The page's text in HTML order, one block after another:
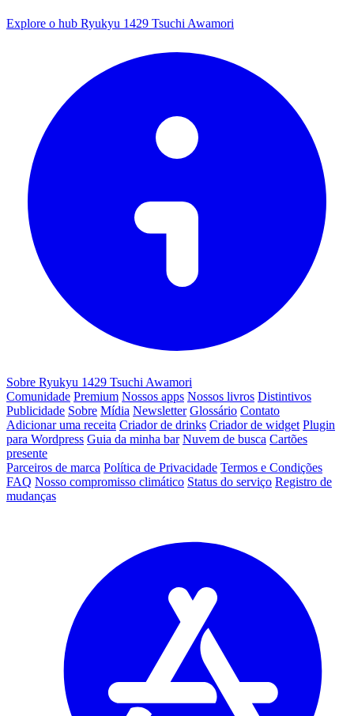
Explore o hub Ryukyu 1429 Tsuchi Awamori
Sobre Ryukyu 1429 Tsuchi Awamori
Comunidade Premium Nossos apps Nossos livros Distintivos
Publicidade Sobre Mídia Newsletter Glossário Contato
Adicionar uma receita Criador de drinks Criador de widget Plugin
para Wordpress Guia da minha bar Nuvem de busca Cartões
presente
Parceiros de marca Política de Privacidade Termos e Condições
FAQ Nosso compromisso climático Status do serviço Registro de
mudanças